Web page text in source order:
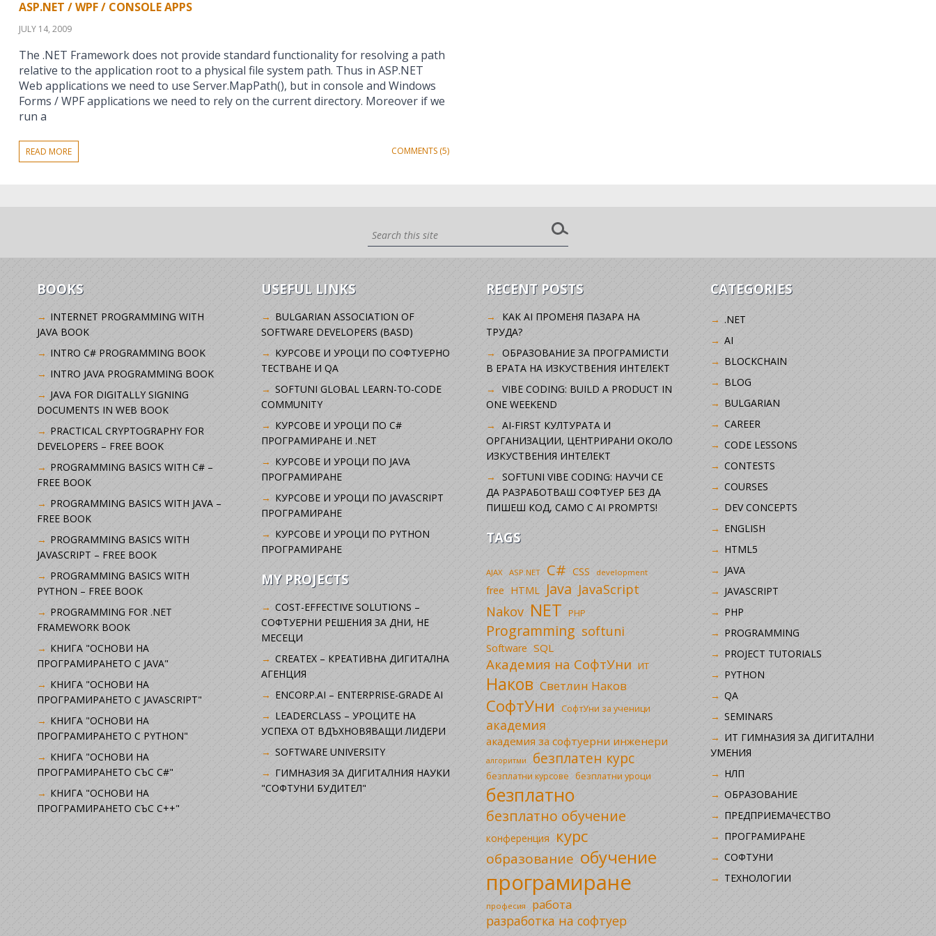
ASP.NET / WPF / CONSOLE APPS
JULY 14, 2009
The .NET Framework does not provide standard functionality for resolving a path
relative to the application root to a physical file system path. Thus in ASP.NET
Web applications we need to use Server.MapPath(), but in console and Windows
Forms / WPF applications we need to rely on the current directory. Moreover if we
run a
READ MORE COMMENTS (5)
BOOKS
INTERNET PROGRAMMING WITH
JAVA BOOK
INTRO C# PROGRAMMING BOOK
INTRO JAVA PROGRAMMING BOOK
JAVA FOR DIGITALLY SIGNING
DOCUMENTS IN WEB BOOK
PRACTICAL CRYPTOGRAPHY FOR
DEVELOPERS – FREE BOOK
PROGRAMMING BASICS WITH C# –
FREE BOOK
PROGRAMMING BASICS WITH JAVA –
FREE BOOK
PROGRAMMING BASICS WITH
JAVASCRIPT – FREE BOOK
PROGRAMMING BASICS WITH
PYTHON – FREE BOOK
PROGRAMMING FOR .NET
FRAMEWORK BOOK
КНИГА "ОСНОВИ НА
ПРОГРАМИРАНЕТО С JAVA"
КНИГА "ОСНОВИ НА
ПРОГРАМИРАНЕТО С JAVASCRIPT"
КНИГА "ОСНОВИ НА
ПРОГРАМИРАНЕТО С PYTHON"
КНИГА "ОСНОВИ НА
ПРОГРАМИРАНЕТО СЪС C#"
КНИГА "ОСНОВИ НА
ПРОГРАМИРАНЕТО СЪС C++"
USEFUL LINKS
BULGARIAN ASSOCIATION OF
SOFTWARE DEVELOPERS (BASD)
KУРСОВЕ И УРОЦИ ПО СОФТУЕРНО
ТЕСТВАНЕ И QA
SOFTUNI GLOBAL LEARN-TO-CODE
COMMUNITY
КУРСОВЕ И УРОЦИ ПО C#
ПРОГРАМИРАНЕ И .NET
КУРСОВЕ И УРОЦИ ПО JAVA
ПРОГРАМИРАНЕ
КУРСОВЕ И УРОЦИ ПО JAVASCRIPT
ПРОГРАМИРАНЕ
КУРСОВЕ И УРОЦИ ПО PYTHON
ПРОГРАМИРАНЕ
MY PROJECTS
COST-EFFECTIVE SOLUTIONS –
СОФТУЕРНИ РЕШЕНИЯ ЗА ДНИ, НЕ
МЕСЕЦИ
CREATEX – КРЕАТИВНА ДИГИТАЛНА
АГЕНЦИЯ
ENCORP.AI – ENTERPRISE-GRADE AI
LEADERCLASS – УРОЦИТЕ НА
УСПЕХА ОТ ВДЪХНОВЯВАЩИ ЛИДЕРИ
SOFTWARE UNIVERSITY
ГИМНАЗИЯ ЗА ДИГИТАЛНИЯ НАУКИ
"СОФТУНИ БУДИТЕЛ"
RECENT POSTS
КАК AI ПРОМЕНЯ ПАЗАРА НА
ТРУДА?
ОБРАЗОВАНИЕ ЗА ПРОГРАМИСТИ
В ЕРАТА НА ИЗКУСТВЕНИЯ ИНТЕЛЕКТ
VIBE CODING: BUILD A PRODUCT IN
ONE WEEKEND
AI-FIRST КУЛТУРАТА И
ОРГАНИЗАЦИИ, ЦЕНТРИРАНИ ОКОЛО
ИЗКУСТВЕНИЯ ИНТЕЛЕКТ
SOFTUNI VIBE CODING: НАУЧИ СЕ
ДА РАЗРАБОТВАШ СОФТУЕР БЕЗ ДА
ПИШЕШ КОД, САМО С AI PROMPTS!
TAGS
AJAX ASP.NET C# CSS development
free HTML Java JavaScript
Nakov NET PHP
Programming softuni
Software SQL
Академия на СофтУни ИТ
Наков Светлин Наков
СофтУни СофтУни за ученици
академия
академия за софтуерни инженери
алгоритми безплатен курс
безплатни курсове безплатни уроци
безплатно
безплатно обучение
конференция курс
образование обучение
програмиране
професия работа
разработка на софтуер
CATEGORIES
.NET
AI
BLOCKCHAIN
BLOG
BULGARIAN
CAREER
CODE LESSONS
CONTESTS
COURSES
DEV CONCEPTS
ENGLISH
HTML5
JAVA
JAVASCRIPT
PHP
PROGRAMMING
PROJECT TUTORIALS
PYTHON
QA
SEMINARS
ИТ ГИМНАЗИЯ ЗА ДИГИТАЛНИ
УМЕНИЯ
НЛП
ОБРАЗОВАНИЕ
ПРЕДПРИЕМАЧЕСТВО
ПРОГРАМИРАНЕ
СОФТУНИ
ТЕХНОЛОГИИ